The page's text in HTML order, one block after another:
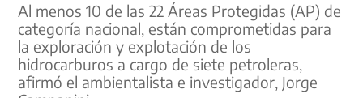
Al menos 10 de las 22 Áreas Protegidas (AP) de
categoría nacional, están comprometidas para
la exploración y explotación de los
hidrocarburos a cargo de siete petroleras,
afirmó el ambientalista e investigador, Jorge